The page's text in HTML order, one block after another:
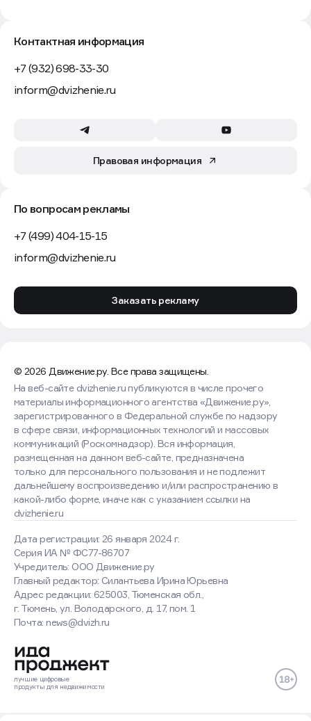
Контактная информация
+7 (932) 698-33-30
inform@dvizhenie.ru
Правовая информация
По вопросам рекламы
+7 (499) 404-15-15
inform@dvizhenie.ru
Заказать рекламу
© 2026 Движение.ру. Все права защищены.
Дата регистрации: 26 января 2024 г.
Серия ИА № ФС77-86707
Учредитель: ООО Движение.ру
Главный редактор: Силантьева Ирина Юрьевна
Адрес редакции: 625003, Тюменская обл.,
г. Тюмень, ул. Володарского, д. 17, пом. 1
Почта: news@dvizh.ru
На веб-сайте dvizhenie.ru публикуются в числе прочего
материалы информационного агентства «Движение.ру»,
зарегистрированного в Федеральной службе по надзору
в сфере связи, информационных технологий и массовых
коммуникаций (Роскомнадзор). Вся информация,
размещенная на данном веб-сайте, предназначена
только для персонального пользования и не подлежит
дальнейшему воспроизведению и/или распространению в
какой-либо форме, иначе как с указанием ссылки на
dvizhenie.ru
лучшие цифровые
продукты для недвижимости
Оставаясь на сайте, вы
соглашаетесь с использованием